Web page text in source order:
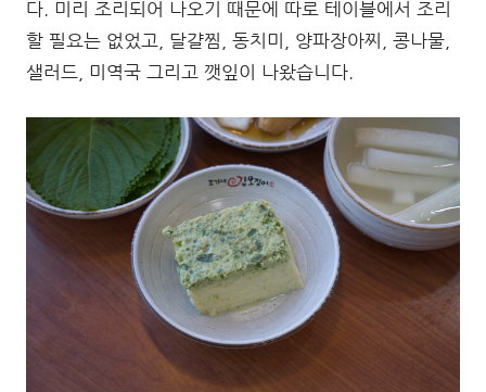
다. 미리 조리되어 나오기 때문에 따로 테이블에서 조리
할 필요는 없었고, 달걀찜, 동치미, 양파장아찌, 콩나물,
샐러드, 미역국 그리고 깻잎이 나왔습니다.